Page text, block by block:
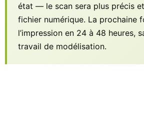
état — le scan sera plus précis
fichier numérique. La prochaine
l’impression en 24 à 48 heures,
travail de modélisation.